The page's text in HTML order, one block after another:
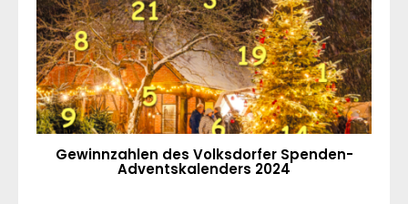
Gewinnzahlen des Volksdorfer Spenden-
Adventskalenders 2024